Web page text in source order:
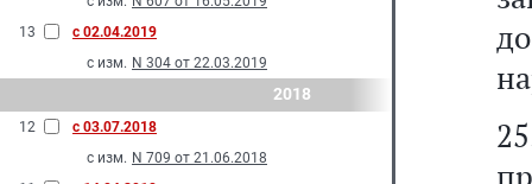
13
с 02.04.2019
с изм. N 304 от 22.03.2019
2018
12
с 03.07.2018
с изм. N 709 от 21.06.2018